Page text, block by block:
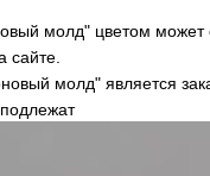
молд" цветом может
сайте.
молд" является